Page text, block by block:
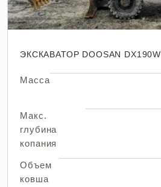
ЭКСКАВАТОР DOOSAN DX190W
Масса
Макс.
глубина
копания
Объем
ковша